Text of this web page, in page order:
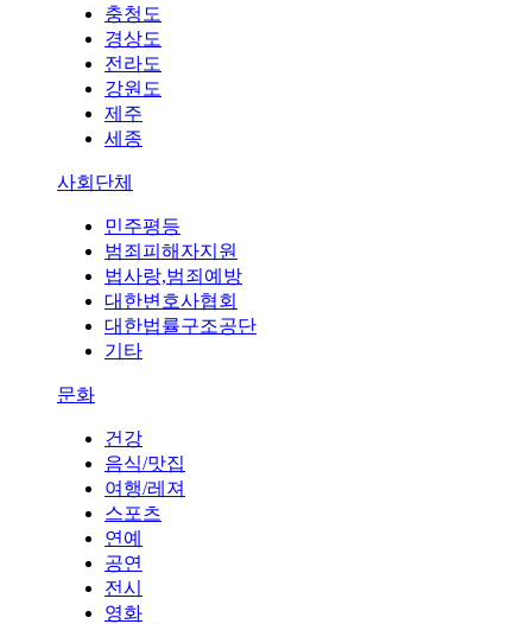
충청도
경상도
전라도
강원도
제주
세종
사회단체
민주평등
범죄피해자지원
법사랑,범죄예방
대한변호사협회
대한법률구조공단
기타
문화
건강
음식/맛집
여행/레져
스포츠
연예
공연
전시
영화